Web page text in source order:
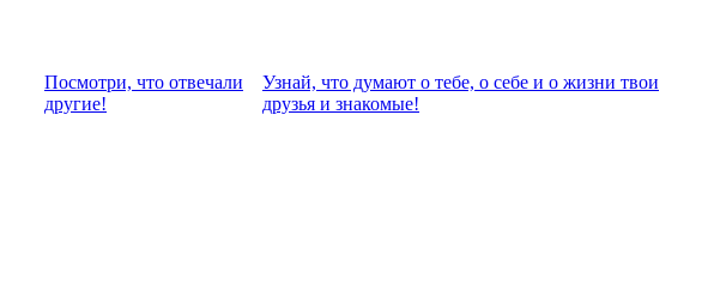
Посмотри, что отвeчали
другие!
Узнай, что думают о тебе, о себе и о жизни твои
друзья и знакомые!